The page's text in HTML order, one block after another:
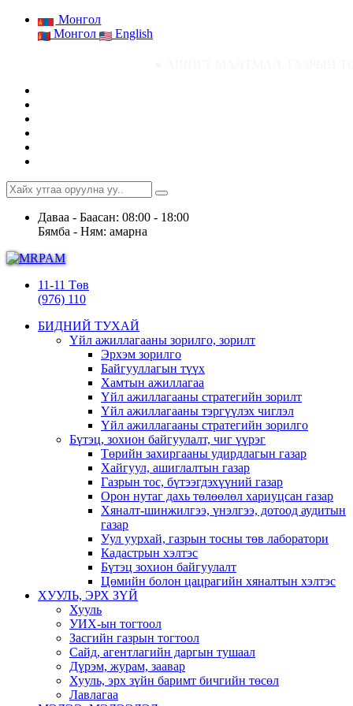
Монгол
Монгол
English
Даваа - Баасан: 08:00 - 18:00
Бямба - Ням: амарна
11-11 Төв
(976) 110
БИДНИЙ ТУХАЙ
Үйл ажиллагааны зорилго, зорилт
Эрхэм зорилго
Байгууллагын түүх
Хамтын ажиллагаа
Үйл ажиллагааны стратегийн зорилт
Үйл ажиллагааны тэргүүлэх чиглэл
Үйл ажиллагааны стратегийн зорилго
Бүтэц, зохион байгуулалт, чиг үүрэг
Төрийн захиргааны удирдлагын газар
Хайгуул, ашиглалтын газар
Газрын тос, бүтээгдэхүүний газар
Орон нутаг дахь төлөөлөл хариуцсан газар
Хяналт-шинжилгээ, үнэлгээ, дотоод аудитын
газар
Уул уурхай, газрын тосны төв лаборатори
Кадастрын хэлтэс
Бүтэц зохион байгуулалт
Цөмийн болон цацрагийн хяналтын хэлтэс
ХУУЛЬ, ЭРХ ЗҮЙ
Хууль
УИХ-ын тогтоол
Засгийн газрын тогтоол
Сайд, агентлагийн даргын тушаал
Дүрэм, журам, заавар
Хууль, эрх зүйн баримт бичгийн төсөл
Лавлагаа